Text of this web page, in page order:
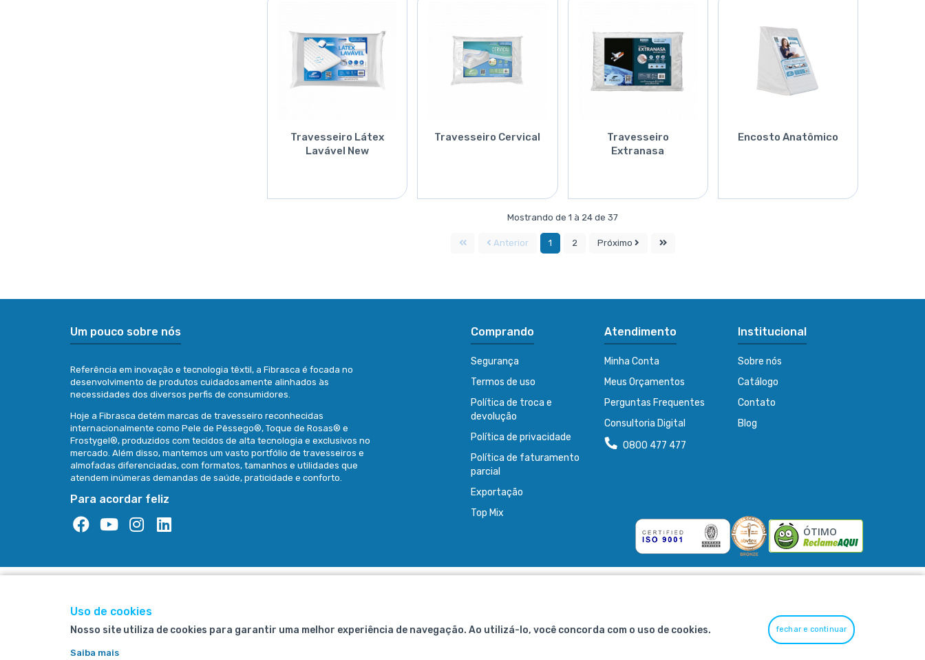
Travesseiro Látex
Lavável New
Travesseiro Cervical
Orçar
Travesseiro
Extranasa
Encosto Anatômico
Mostrando de 1 à 24 de 37
Anterior 1 2 Próximo
Um pouco sobre nós
Referência em inovação e tecnologia têxtil, a Fibrasca é focada no
desenvolvimento de produtos cuidadosamente alinhados às
necessidades dos diversos perfis de consumidores.
Hoje a Fibrasca detém marcas de travesseiro reconhecidas
internacionalmente como Pele de Pêssego®, Toque de Rosas® e
Frostygel®, produzidos com tecidos de alta tecnologia e exclusivos no
mercado. Além disso, mantemos um vasto portfólio de travesseiros e
almofadas diferenciadas, com formatos, tamanhos e utilidades que
atendem inúmeras demandas de saúde, praticidade e conforto.
Para acordar feliz
Comprando
Segurança
Termos de uso
Política de troca e
devolução
Política de privacidade
Política de faturamento
parcial
Exportação
Top Mix
Atendimento
Minha Conta
Meus Orçamentos
Perguntas Frequentes
Consultoria Digital
0800 477 477
Institucional
Sobre nós
Catálogo
Contato
Blog
ÓTIMO
R. Conselheiro Pedreira, 1405 Pirabeiraba
Uso de cookies
Nosso site utiliza de cookies para garantir uma melhor experiência de navegação. Ao utilizá-lo, você concorda com o uso de cookies.
Saiba mais
fechar e continuar